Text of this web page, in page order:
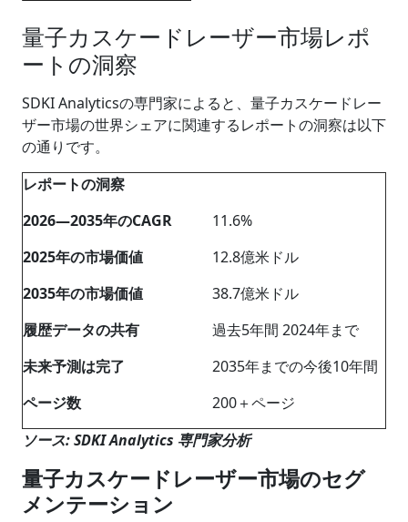
量子カスケードレーザー市場レポ
ートの洞察
SDKI Analyticsの専門家によると、量子カスケードレー
ザー市場の世界シェアに関連するレポートの洞察は以下
の通りです。
レポートの洞察
2026―2035年のCAGR
11.6%
2025年の市場価値
12.8億米ドル
2035年の市場価値
38.7億米ドル
履歴データの共有
過去5年間 2024年まで
未来予測は完了
2035年までの今後10年間
ページ数
200＋ページ
ソース: SDKI Analytics 専門家分析
量子カスケードレーザー市場のセグ
メンテーション